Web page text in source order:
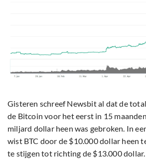
Gisteren schreef Newsbit al dat de
de Bitcoin voor het eerst in 15
miljard dollar heen was gebroken. In
wist BTC door de $10.000 dollar heen
te stijgen tot richting de $13.000